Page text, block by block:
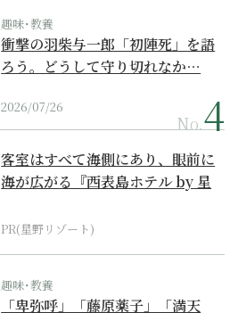
趣味･教養
衝撃の羽柴与一郎「初陣死」を語
ろう。どうして守り切れなか…
2026/07/26
No.
客室はすべて海側にあり、眼前に
海が広がる『西表島ホテル by 星
PR(星野リゾート)
趣味･教養
「卑弥呼」「藤原薬子」「満天